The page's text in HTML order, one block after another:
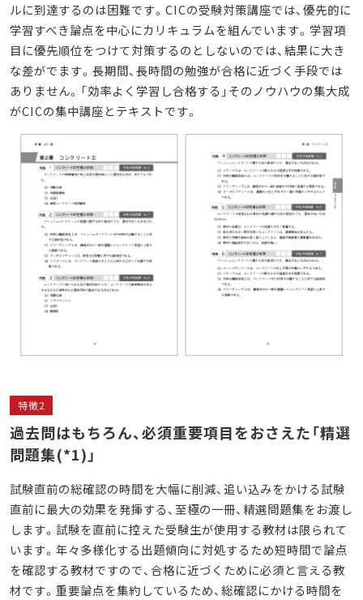
ルに到達するのは困難です。CICの受験対策講座では、優先的に
学習すべき論点を中心にカリキュラムを組んでいます。学習項
目に優先順位をつけて対策するのとしないのでは、結果に大き
な差がでます。長期間、長時間の勉強が合格に近づく手段では
ありません。「効率よく学習し合格する」そのノウハウの集大成
がCICの集中講座とテキストです。
特徴2
過去問はもちろん、必須重要項目をおさえた「精選
問題集(*1) 」
試験直前の総確認の時間を大幅に削減、追い込みをかける試験
直前に最大の効果を発揮する、至極の一冊、精選問題集をお渡し
します。試験を直前に控えた受験生が使用する教材は限られて
います。年々多様化する出題傾向に対処するため短時間で論点
を確認する教材ですので、合格に近づくために必須と言える教
材です。重要論点を集約しているため、総確認にかける時間を